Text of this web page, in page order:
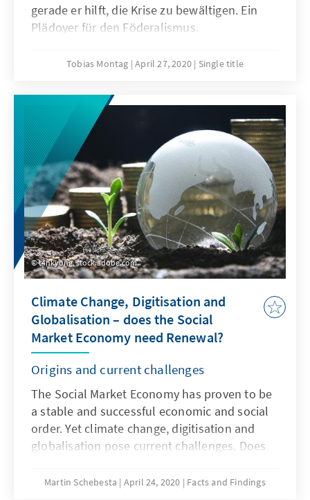
gerade er hilft, die Krise zu bewältigen. Ein
Plädoyer für den Föderalismus.
Tobias Montag April 27, 2020 Single title
t4nkyong, stock.adobe.com
Climate Change, Digitisation and
Globalisation – does the Social
Market Economy need Renewal?
Origins and current challenges
The Social Market Economy has proven to be
a stable and successful economic and social
order. Yet climate change, digitisation and
globalisation pose current challenges. Does
Our Facts & Findings looks at its origins and
Martin Schebesta April 24, 2020 Facts and Findings